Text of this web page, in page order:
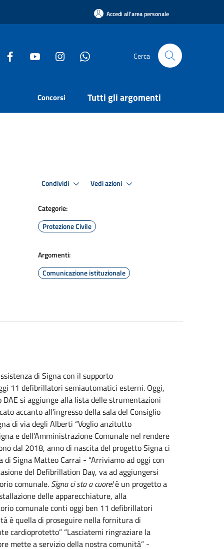
Accedi all'area personale
Cerca
Concorsi Tutti gli argomenti
Condividi Vedi azioni
Categorie:
Protezione Civile
Argomenti:
Comunicazione istituzionale
di Signa con il supporto
11 defibrillatori semiautomatici esterni. Oggi,
si aggiunge alla lista delle strumentazioni
accanto all’ingresso della sala del Consiglio
di via degli Alberti “Voglio anzitutto
e dell’Amministrazione Comunale nel rendere
dal 2018, anno di nascita del progetto Signa ci
di Signa Matteo Carrai - “Arriviamo adoggi con
del Defibrillation Day, va ad aggiungersi
comunale. Signa ci sta a cuore!è un progetto a
delle apparecchiature, alla
comunale conti oggi ben 11 defibrillatori
è quella di proseguire nella fornitura di
cardioprotetto” “Lasciatemi ringraziare la
mette a servizio della nostra comunità” -